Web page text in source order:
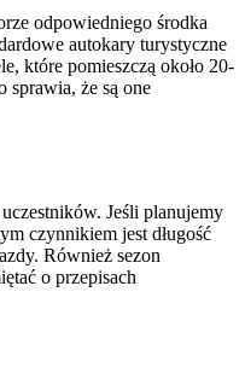
odpowiedniego środka
autokary turystyczne
które pomieszczą około 20-
sprawia, że są one
Jeśli planujemy
czynnikiem jest długość
Również sezon
o przepisach